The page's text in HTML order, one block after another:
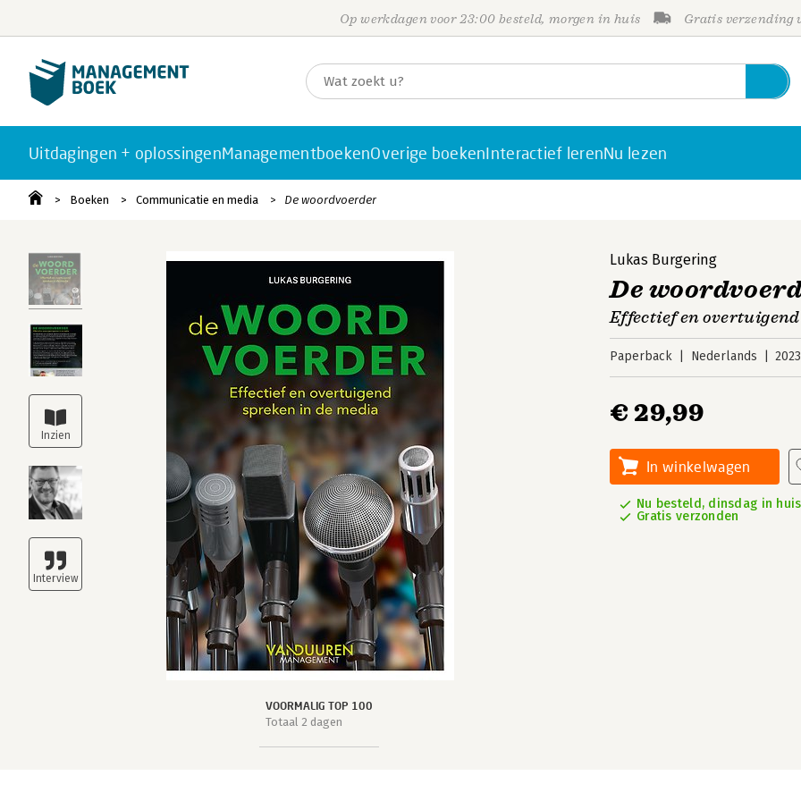
Op werkdagen voor 23:00 besteld, morgen in huis Gratis verzending
Uitdagingen + oplossingenManagementboekenOverige boekenInteractief lerenNu lezen
Boeken Communicatie en media De woordvoerder
VOORMALIG TOP 100
Totaal 2 dagen
Lukas Burgering
De
Effectief en
Paperback Nederlands 2023
€ 29,99
In winkelwagen
Nu besteld, dinsdag in huis
Gratis verzonden